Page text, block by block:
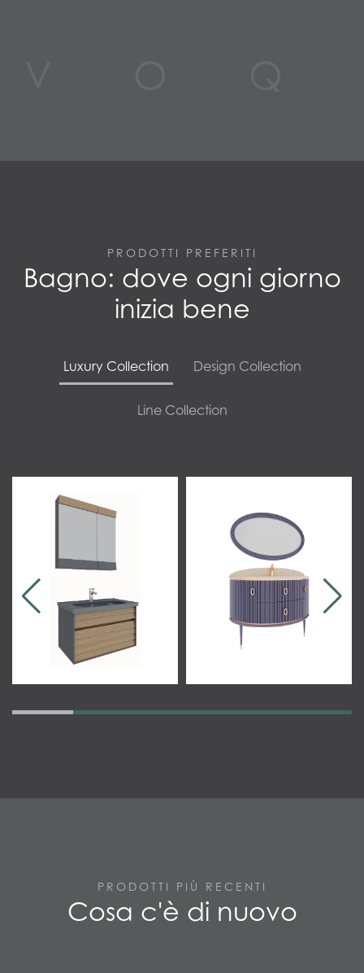
PRODOTTI PREFERITI
Bagno: dove ogni giorno
inizia bene
Luxury Collection Design Collection
Line Collection
PRODOTTI PIÙ RECENTI
Cosa c'è di nuovo